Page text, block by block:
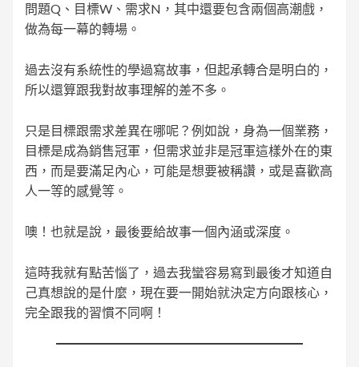
問題Q、目標W、需求N，其中還要包含兩個高潮戲，
做為每一幕的轉場。
過去沒有系統性的學過寫故事，但起承轉合是明白的，
所以還算跟我對故事理解的差不多。
只是目標跟需求差異在哪呢？例如說，身為一個業務，
目標是成為銷售冠軍，但需求並非是冠軍這樣外在的東
西，而是要滿足內心，可能是想要被稱讚，或是喜歡高
人一等的感覺等。
噢！也就是說，最後要給故事一個內涵或深度。
這時我就有點苦惱了，過去我蠻容易寫到最後才知道自
己真想說的是什麼，現在要一開始就決定方向跟核心，
完全跟我的習慣不同啊！